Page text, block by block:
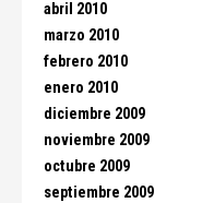
abril 2010
marzo 2010
febrero 2010
enero 2010
diciembre 2009
noviembre 2009
octubre 2009
septiembre 2009